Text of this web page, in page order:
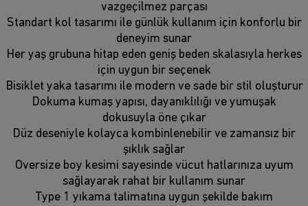
vazgeçilmez parçası
Standart kol tasarımı ile günlük kullanım için konforlu bir
deneyim sunar
Her yaş grubuna hitap eden geniş beden skalasıyla herkes
için uygun bir seçenek
Bisiklet yaka tasarımı ile modern ve sade bir stil oluşturur
Dokuma kumaş yapısı, dayanıklılığı ve yumuşak
dokusuyla öne çıkar
Düz deseniyle kolayca kombinlenebilir ve zamansız bir
şıklık sağlar
Oversize boy kesimi sayesinde vücut hatlarınıza uyum
sağlayarak rahat bir kullanım sunar
Type 1 yıkama talimatına uygun şekilde bakım